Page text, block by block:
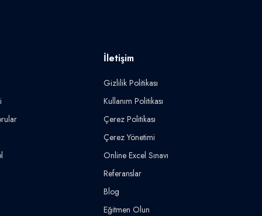
İletişim
Gizlilik Politikası
Kullanım Politikası
Çerez Politikası
Çerez Yönetimi
Online Excel Sınavı
Referanslar
Blog
Eğitmen Olun